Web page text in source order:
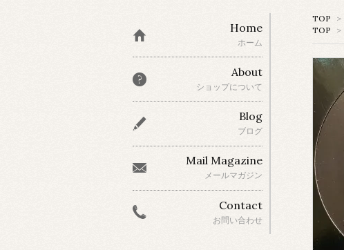
TOP >
TOP
>
Home
ホーム
About
ショップについて
Blog
ブログ
Mail Magazine
メールマガジン
Contact
お問い合わせ